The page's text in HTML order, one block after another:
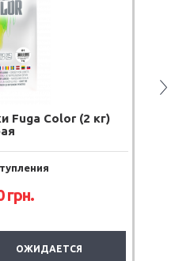
Fuga Color (2 кг)
грн.
ОЖИДАЕТСЯ